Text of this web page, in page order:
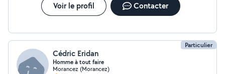
Voir le profil Contacter
Particulier
Cédric Eridan
Homme à tout faire
Morancez (Morancez)